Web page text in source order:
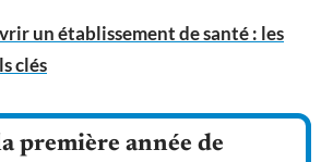
un établissement de santé : les
clés
première année de